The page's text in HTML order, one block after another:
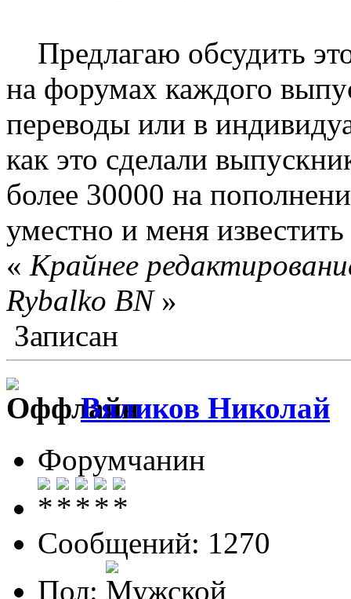
Предлагаю обсудить
на форумах каждого
переводы или в
как это сделали
более 30000 на
уместно и меня
« Крайнее
Rybalko BN»
Записан
Вяликов Николай
Форумчанин
Сообщений: 1270
Пол: